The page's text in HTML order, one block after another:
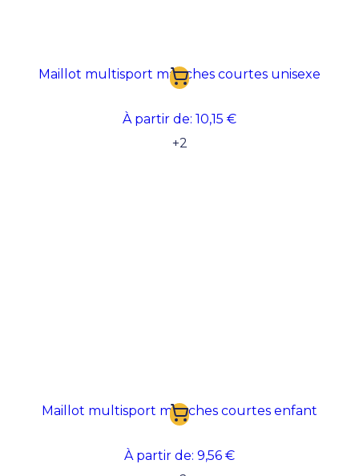
Maillot multisport manches courtes unisexe
À partir de: 10,15 €
+2
Maillot multisport manches courtes enfant
À partir de: 9,56 €